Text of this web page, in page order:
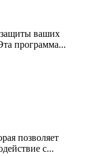
защиты ваших
программа...
позволяет
с...